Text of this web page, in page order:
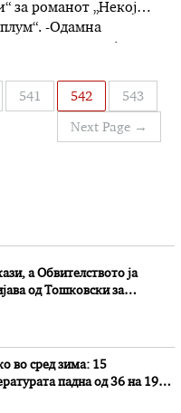
за романот „Некој
-Одамна
стравови,
еден …
541 542 543
Next Page →
а Обвителството ја
од Тошковски за
во сред зима: 15
падна од 36 на 19